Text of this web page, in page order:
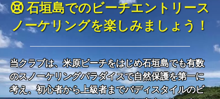
SNORKEL BUDDY ISHIGAKI
石垣島でのビーチエントリース
ノーケリングを楽しみましょう！
当クラブは、米原ビーチをはじめ石垣島でも有数
のスノーケリングパラダイスで自然保護を第一に
考え、初心者から上級者までバディスタイルのビ